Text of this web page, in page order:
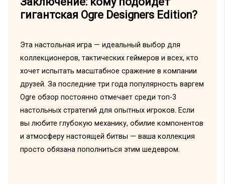
гигантская Ogre Designers Edition?
Эта настольная игра — идеальный выбор для
коллекционеров, тактических геймеров и всех, кто
хочет испытать масштабное сражение в компании
друзей. За последние три года популярность варгем
Ogre обзор постоянно отмечает среди топ-3
настольных стратегий для опытных игроков. Если
вы любите глубокую механику, обилие компонентов
и атмосферу настоящей битвы — ваша коллекция
просто обязана пополниться этим шедевром.